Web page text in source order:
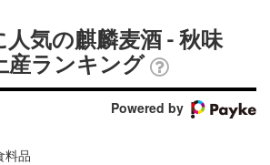
気の麒麟麦酒 - 秋味
産ランキング
Powered by
料品